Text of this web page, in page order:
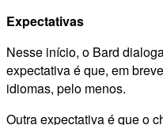
Expectativas
Nesse início, o Bard
expectativa é que, em
idiomas, pelo menos.
Outra expectativa é que o